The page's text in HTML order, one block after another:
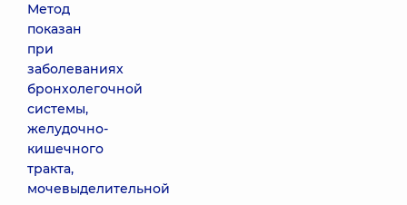
Метод
показан
при
заболеваниях
бронхолегочной
системы,
желудочно-
кишечного
тракта,
мочевыделительной